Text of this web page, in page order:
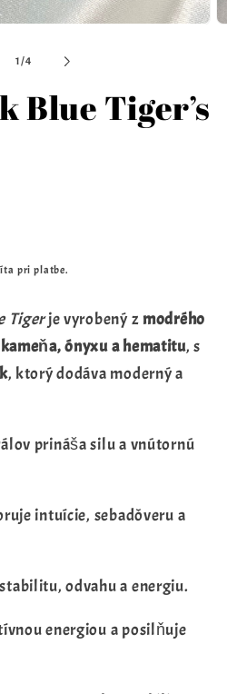
1/z4
Blue Tiger’s
pri platbe.
Tigerje vyrobený z modrého
ónyxu a hematitu, s
, ktorý dodáva moderný a
prináša silu a vnútornú
intuície, sebadôveru a
odvahu a energiu.
energiou a posilňuje